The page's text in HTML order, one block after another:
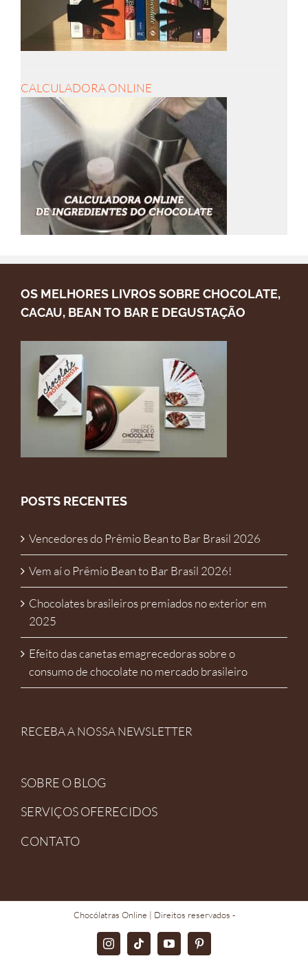
CALCULADORA ONLINE
OS MELHORES LIVROS SOBRE CHOCOLATE,
CACAU, BEAN TO BAR E DEGUSTAÇÃO
POSTS RECENTES
Vencedores do Prêmio Bean to Bar Brasil 2026
Vem aí o Prêmio Bean to Bar Brasil 2026!
Chocolates brasileiros premiados no exterior em
2025
Efeito das canetas emagrecedoras sobre o
consumo de chocolate no mercado brasileiro
RECEBA A NOSSA NEWSLETTER
SOBRE O BLOG
SERVIÇOS OFERECIDOS
CONTATO
Chocólatras Online | Direitos reservados -
InstagramTikTokYouTubePinterest